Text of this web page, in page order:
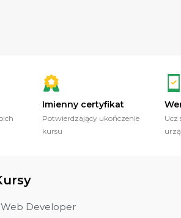
Imienny certyfikat
Potwierdzający ukończenie
kursu
Ucz
Web Developer